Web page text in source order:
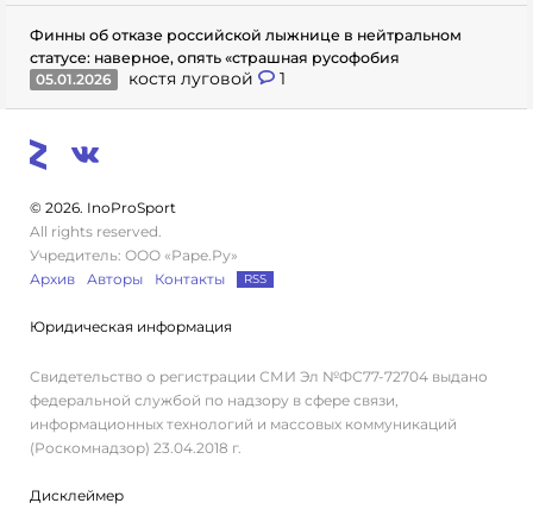
Финны об отказе российской лыжнице в нейтральном
статусе: наверное, опять «страшная русофобия
05.01.2026
костя луговой 1
© 2026. InoProSport
All rights reserved.
Учредитель: ООО «Раре.Ру»
Архив
Авторы Контакты RSS
Юридическая информация
Свидетельство о регистрации СМИ Эл №ФС77-72704 выдано
федеральной службой по надзору в сфере связи,
информационных технологий и массовых коммуникаций
(Роскомнадзор) 23.04.2018 г.
Дисклеймер